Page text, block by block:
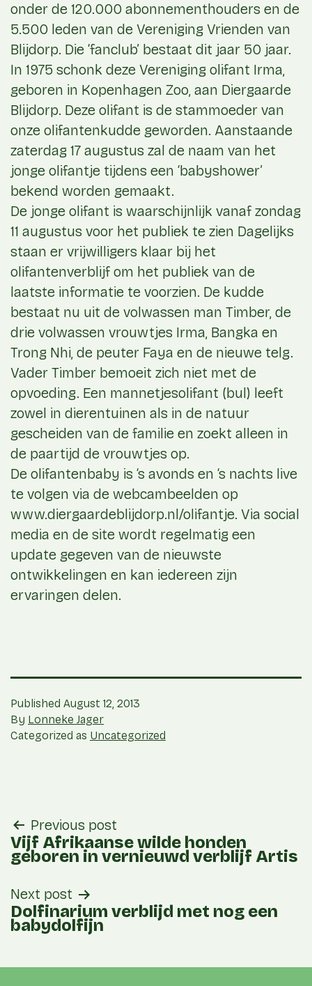
onder de 120.000 abonnementhouders en de
5.500 leden van de Vereniging Vrienden van
Blijdorp. Die ‘fanclub’ bestaat dit jaar 50 jaar.
In 1975 schonk deze Vereniging olifant Irma,
geboren in Kopenhagen Zoo, aan Diergaarde
Blijdorp. Deze olifant is de stammoeder van
onze olifantenkudde geworden. Aanstaande
zaterdag 17 augustus zal de naam van het
jonge olifantje tijdens een ‘babyshower’
bekend worden gemaakt.
De jonge olifant is waarschijnlijk vanaf zondag
11 augustus voor het publiek te zien Dagelijks
staan er vrijwilligers klaar bij het
olifantenverblijf om het publiek van de
laatste informatie te voorzien. De kudde
bestaat nu uit de volwassen man Timber, de
drie volwassen vrouwtjes Irma, Bangka en
Trong Nhi, de peuter Faya en de nieuwe telg.
Vader Timber bemoeit zich niet met de
opvoeding. Een mannetjesolifant (bul) leeft
zowel in dierentuinen als in de natuur
gescheiden van de familie en zoekt alleen in
de paartijd de vrouwtjes op.
De olifantenbaby is ‘s avonds en ‘s nachts live
te volgen via de webcambeelden op
www.diergaardeblijdorp.nl/olifantje. Via social
media en de site wordt regelmatig een
update gegeven van de nieuwste
ontwikkelingen en kan iedereen zijn
ervaringen delen.
Published August 12, 2013
By Lonneke Jager
Categorized as Uncategorized
post
navigation
Previous post
Vijf Afrikaanse wilde honden
geboren in vernieuwd verblijf Artis
Next post
Dolfinarium verblijd met nog een
babydolfijn